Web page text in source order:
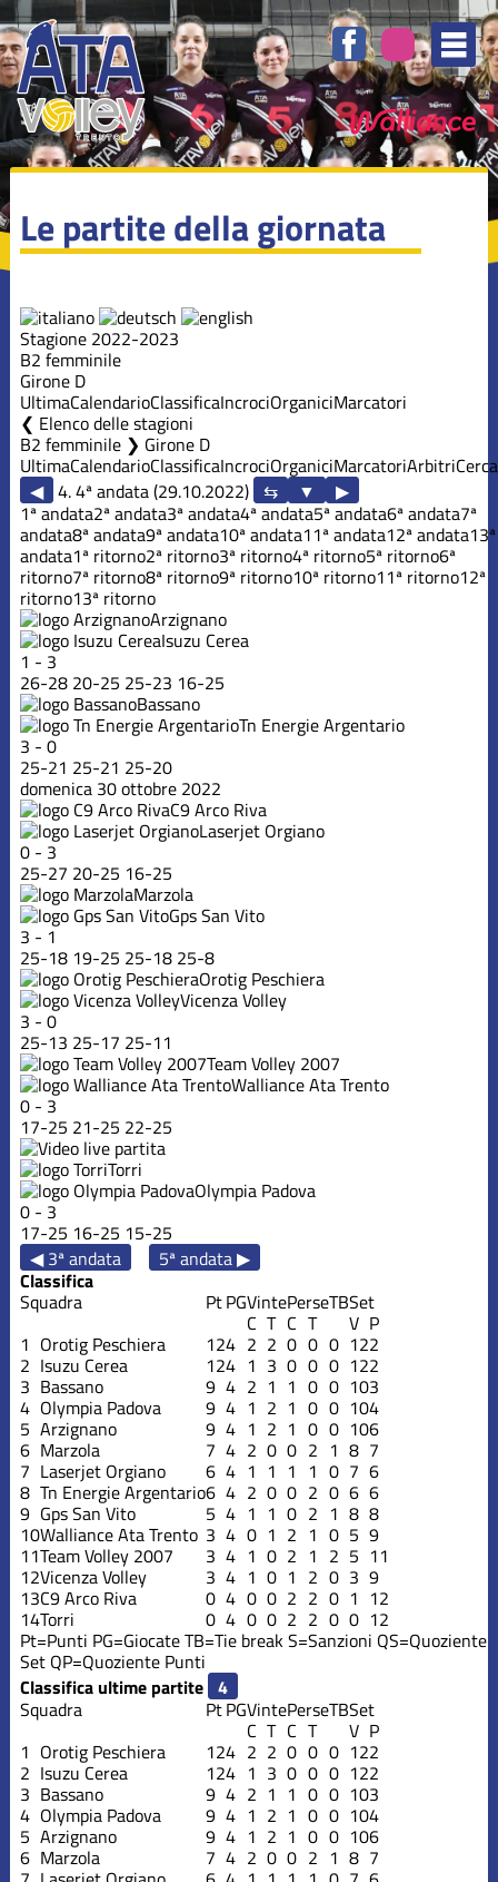
Le partite della giornata
Stagione 2022-2023
B2 femminile
Girone D
UltimaCalendarioClassificaIncrociOrganiciMarcatori
Elenco delle stagioni
B2 femminile ❯ Girone D
UltimaCalendarioClassificaIncrociOrganiciMarcatoriArbitriCerca
◀ 4. 4ª andata (29.10.2022)
▶
1ª andata2ª andata3ª andata4ª andata5ª andata6ª andata7ª
andata8ª andata9ª andata10ª andata11ª andata12ª andata13ª
andata1ª ritorno2ª ritorno3ª ritorno4ª ritorno5ª ritorno6ª
ritorno7ª ritorno8ª ritorno9ª ritorno10ª ritorno11ª ritorno12ª
ritorno13ª ritorno
Arzignano
Isuzu Cerea
1 - 3
26-28 20-25 25-23 16-25
Bassano
Tn Energie Argentario
3 - 0
25-21 25-21 25-20
domenica 30 ottobre 2022
C9 Arco Riva
Laserjet Orgiano
0- 3
25-27 20-25 16-25
Marzola
Gps San Vito
3 - 1
25-18 19-25 25-18 25-8
Orotig Peschiera
Vicenza Volley
3 - 0
25-13 25-17 25-11
Team Volley 2007
Walliance Ata Trento
0- 3
17-25 21-25 22-25
Torri
Olympia Padova
0- 3
17-25 16-25 15-25
◀ 3ª andata
5ª andata ▶
Classifica
Squadra PtPGVintePerseTBSet
C T C T V P
1 Orotig Peschiera 124 2 2 0 0 0 122
2 Isuzu Cerea 124 1 3 0 0 0 122
3 Bassano 9 4 2 1 1 0 0 103
4 Olympia Padova 9 4 1 2 1 0 0 104
5 Arzignano 9 4 1 2 1 0 0 106
6 Marzola 7 4 2 0 0 2 1 8 7
7 Laserjet Orgiano 6 4 1 1 1 1 0 7 6
8 Tn Energie Argentario6 4 2 0 0 2 0 6 6
9 Gps San Vito 5 4 1 1 0 2 1 8 8
10Walliance Ata Trento 3 4 0 1 2 1 0 5 9
11Team Volley 2007 3 4 1 0 2 1 2 5 11
12Vicenza Volley 3 4 1 0 1 2 0 3 9
13C9 Arco Riva 0 4 0 0 2 2 0 1 12
14Torri 0 4 0 0 2 2 0 0 12
Pt=Punti PG=GiocateTB=Tie breakS=Sanzioni QS=Quoziente
Set QP=Quoziente Punti
Classifica ultime partite
Squadra
PtPGVintePerseTBSet
C T C T V P
1 Orotig Peschiera 124 2 2 0 0 0 122
2 Isuzu Cerea 124 1 3 0 0 0 122
3 Bassano 9 4 2 1 1 0 0 103
4 Olympia Padova 9 4 1 2 1 0 0 104
5 Arzignano 9 4 1 2 1 0 0 106
6 Marzola 7 4 2 0 0 2 1 8 7